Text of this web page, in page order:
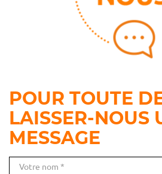
POUR TOUTE
LAISSER-NOUS
MESSAGE
Nom